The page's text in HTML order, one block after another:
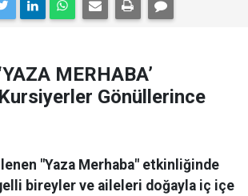
MERHABA’
Gönüllerince
"Yaza Merhaba" etkinliğinde
bireyler ve aileleri doğayla iç içe